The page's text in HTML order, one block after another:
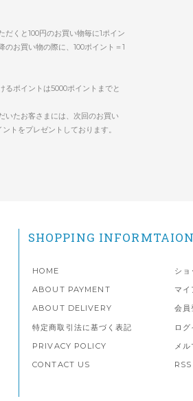
だくと100円のお買い物毎に1ポイン
のお買い物の際に、100ポイント＝1
るポイントは5000ポイントまでと
いたお客さまには、次回のお買い
トをプレゼントしております。
SHOPPING INFORMTAION
HOME
ABOUT PAYMENT
ABOUT DELIVERY
特定商取引法に基づく表記
PRIVACY POLICY
CONTACT US
ショ
マイ
会員
ログ
メ
RSS